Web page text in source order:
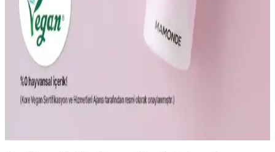
Gül hastalığında hassas ciltleri koruyan ve yatıştıran doğal içerikli
kozmetik ürünler ile bağırsak sağlığını destekleyen takviyelerin
önemi vurgulanıyor.
Ceramide ve Probiyotiklerin Cilt Bariyerini
Güçlendirmedeki Rolü ve Faydaları
Ceramides ve probiyotikler, cilt bariyerini destekleyerek nemi korur,